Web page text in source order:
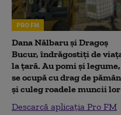
PRO FM
Dana Nălbaru și Dragoș
Bucur, îndrăgostiți de
la țară. Au pomi și legume,
se ocupă cu drag de
și culeg roadele muncii lor
Descarcă aplicația Pro FM